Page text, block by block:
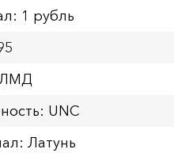
1 рубль
ЛМД
UNC
Латунь